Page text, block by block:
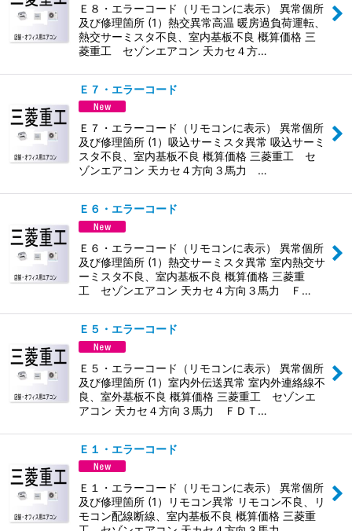
Ｅ８・エラーコード（リモコンに表示） 異常個所
及び修理箇所 (1）熱交異常高温 暖房過負荷運転、
熱交サーミスタ不良、室内基板不良 概算価格 三
菱重工 セゾンエアコン 天カセ４方…
Ｅ７・エラーコード
Ｅ７・エラーコード（リモコンに表示） 異常個所
及び修理箇所 (1）吸込サーミスタ異常 吸込サーミ
スタ不良、室内基板不良 概算価格 三菱重工 セ
ゾンエアコン 天カセ４方向３馬力 …
Ｅ６・エラーコード
Ｅ６・エラーコード（リモコンに表示） 異常個所
及び修理箇所 (1）熱交サーミスタ異常 室内熱交サ
ーミスタ不良、室内基板不良 概算価格 三菱重
工 セゾンエアコン 天カセ４方向３馬力 Ｆ…
Ｅ５・エラーコード
Ｅ５・エラーコード（リモコンに表示） 異常個所
及び修理箇所 (1）室内外伝送異常 室内外連絡線不
良、室外基板不良 概算価格 三菱重工 セゾンエ
アコン 天カセ４方向３馬力 ＦＤＴ…
Ｅ１・エラーコード
Ｅ１・エラーコード（リモコンに表示） 異常個所
及び修理箇所 (1）リモコン異常 リモコン不良、リ
モコン配線断線、室内基板不良 概算価格 三菱重